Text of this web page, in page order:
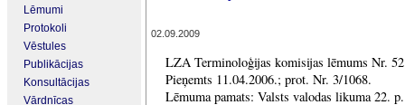
Lēmumi
Protokoli
Vēstules
Publikācijas
Konsultācijas
Vārdnīcas
02.09.2009
LZA Terminoloģijas komisijas lēmums Nr. 52
Pieņemts 11.04.2006.; prot. Nr. 3/1068.
Lēmuma pamats: Valsts valodas likuma 22.